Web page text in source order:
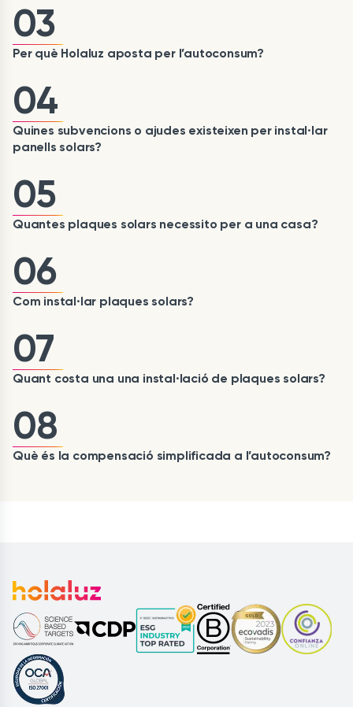
03
Per què Holaluz aposta per l’autoconsum?
04
Quines subvencions o ajudes existeixen per instal·lar
panells solars?
05
Quantes plaques solars necessito per a una casa?
06
Com instal·lar plaques solars?
07
Quant costa una una instal·lació de plaques solars?
08
Què és la compensació simplificada a l’autoconsum?